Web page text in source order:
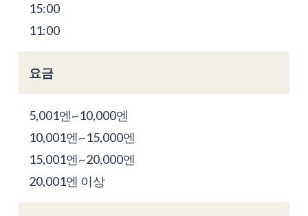
15:00
11:00
요금
5,001엔~10,000엔
10,001엔~15,000엔
15,001엔~20,000엔
20,001엔 이상